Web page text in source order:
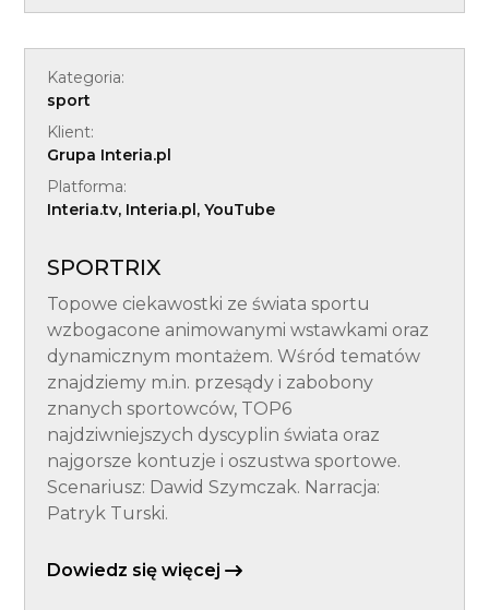
Kategoria:
sport
Klient:
Grupa Interia.pl
Platforma:
Interia.tv, Interia.pl, YouTube
SPORTRIX
Topowe ciekawostki ze świata sportu
wzbogacone animowanymi wstawkami oraz
dynamicznym montażem. Wśród tematów
znajdziemy m.in. przesądy i zabobony
znanych sportowców, TOP6
najdziwniejszych dyscyplin świata oraz
najgorsze kontuzje i oszustwa sportowe.
Scenariusz: Dawid Szymczak. Narracja:
Patryk Turski.
Dowiedz się więcej